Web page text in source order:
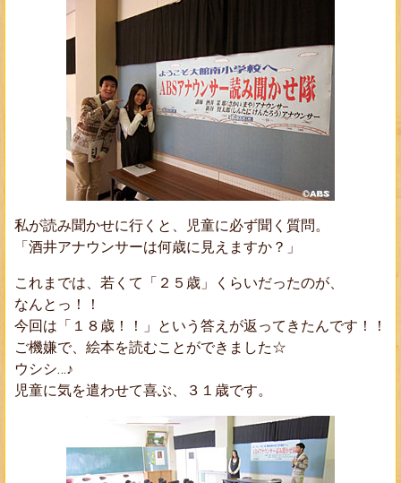
私が読み聞かせに行くと、児童に必ず聞く質問。
「酒井アナウンサーは何歳に見えますか？」
これまでは、若くて「２５歳」くらいだったのが、
なんとっ！！
今回は「１８歳！！」という答えが返ってきたんです！！
ご機嫌で、絵本を読むことができました☆
ウシシ…♪
児童に気を遣わせて喜ぶ、３１歳です。